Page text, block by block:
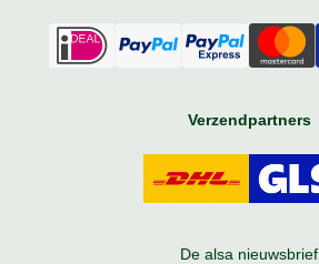
Verzendpartners
De alsa nieuwsbrief